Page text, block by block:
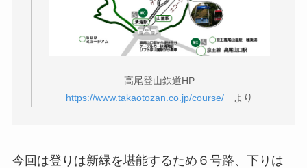
高尾登山鉄道HP
https://www.takaotozan.co.jp/course/ より
今回は登りは新緑を堪能するため６号路、下りは